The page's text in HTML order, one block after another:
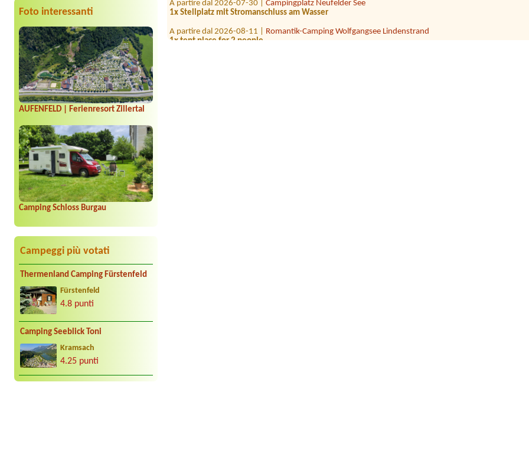
Foto interessanti
AUFENFELD | Ferienresort Zillertal
Camping Schloss Burgau
Campeggi più votati
Thermenland Camping Fürstenfeld
Fürstenfeld
4.8 punti
Camping Seeblick Toni
Kramsach
4.25 punti
1x Stellplatz mit Stromanschluss am Wasser
1x tent place for 2 people